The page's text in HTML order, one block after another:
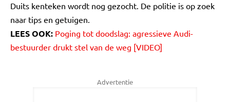
Duits kenteken wordt nog gezocht. De politie is op zoek
naar tips en getuigen.
LEES OOK: Poging tot doodslag: agressieve Audi-
bestuurder drukt stel van de weg [VIDEO]
Advertentie